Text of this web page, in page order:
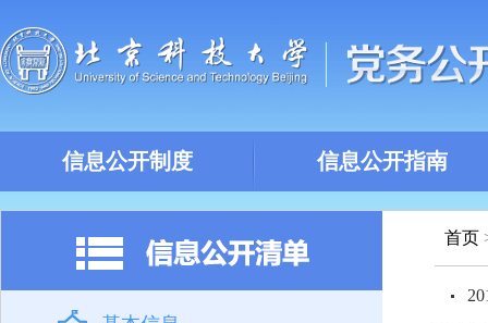
信息公开制度 信息公开指南
首页